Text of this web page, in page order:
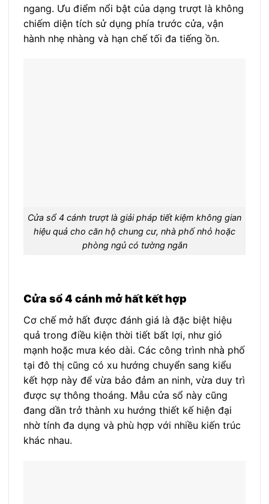
ngang. Ưu điểm nổi bật của dạng trượt là không
chiếm diện tích sử dụng phía trước cửa, vận
hành nhẹ nhàng và hạn chế tối đa tiếng ồn.
Cửa sổ 4 cánh trượt là giải pháp tiết kiệm không gian
hiệu quả cho căn hộ chung cư, nhà phố nhỏ hoặc
phòng ngủ có tường ngắn
Cửa sổ 4 cánh mở hất kết hợp
Cơ chế mở hất được đánh giá là đặc biệt hiệu
quả trong điều kiện thời tiết bất lợi, như gió
mạnh hoặc mưa kéo dài. Các công trình nhà phố
tại đô thị cũng có xu hướng chuyển sang kiểu
kết hợp này để vừa bảo đảm an ninh, vừa duy trì
được sự thông thoáng. Mẫu cửa sổ này cũng
đang dần trở thành xu hướng thiết kế hiện đại
nhờ tính đa dụng và phù hợp với nhiều kiến trúc
khác nhau.